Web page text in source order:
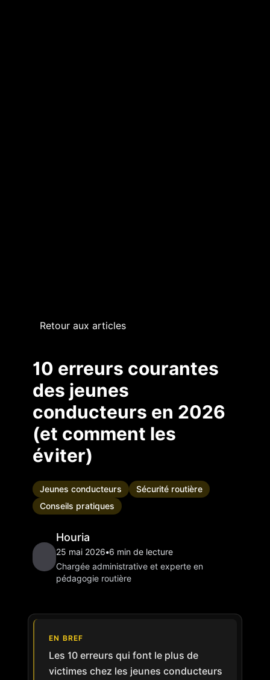
Retour aux articles
10 erreurs courantes
des jeunes
conducteurs en 2026
(et comment les
éviter)
Jeunes conducteurs
Sécurité routière
Conseils pratiques
Houria
25 mai 2026•6 min de lecture
Chargée administrative et experte en
pédagogie routière
EN BREF
Les 10 erreurs qui font le plus de
victimes chez les jeunes conducteurs